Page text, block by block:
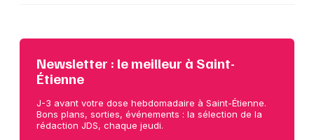
Newsletter : le meilleur à Saint-
Étienne
J-3 avant votre dose hebdomadaire à Saint-Étienne.
Bons plans, sorties, événements : la sélection de la
rédaction JDS, chaque jeudi.